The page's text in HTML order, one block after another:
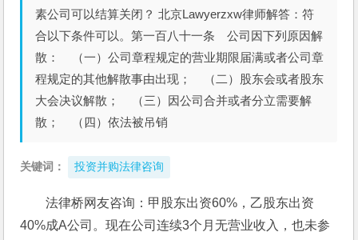
素公司可以结算关闭？ 北京Lawyerzxw律师解答：符
合以下条件可以。第一百八十一条 公司因下列原因解
散： （一）公司章程规定的营业期限届满或者公司章
程规定的其他解散事由出现； （二）股东会或者股东
大会决议解散； （三）因公司合并或者分立需要解
散； （四）依法被吊销
关键词： 投资并购法律咨询
法律桥网友咨询：甲股东出资60%，乙股东出资
40%成A公司。现在公司连续3个月无营业收入，也未参